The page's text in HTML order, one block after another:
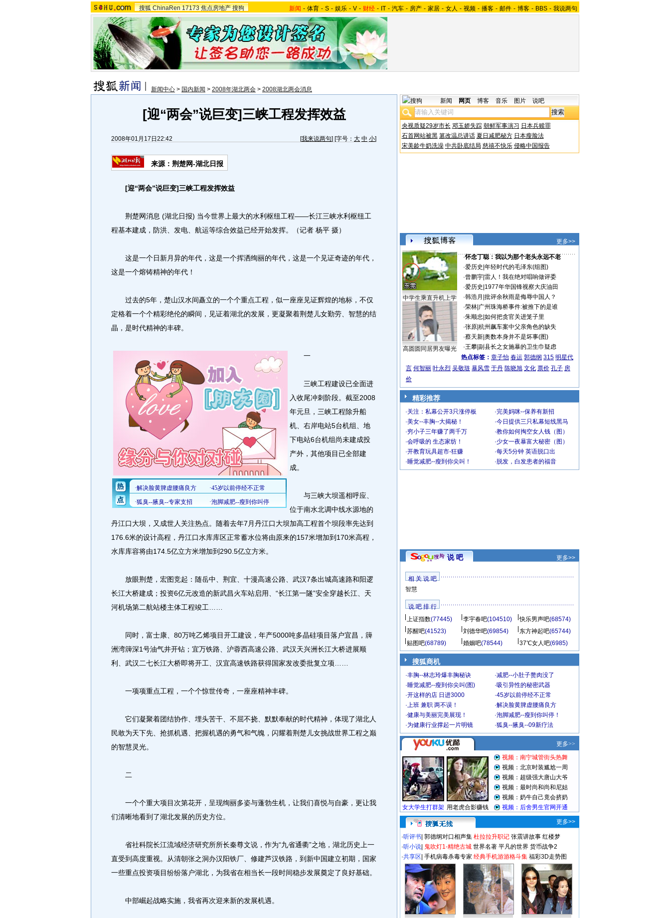
搜狐 ChinaRen 17173 焦点房地产 搜狗 新闻 - 体育 - S - 娱乐 - V - 财经 - IT - 汽车 - 房产 - 家居 - 女人 - 视频 - 播客 - 邮件 - 博客 - BBS - 我说两句
新闻中心 > 国内新闻 > 2008年湖北两会 > 2008湖北两会消息
[迎“两会”说巨变]三峡工程发挥效益
2008年01月17日22:42 [我来说两句] [字号： 大 中 小]
来源：荆楚网-湖北日报
[迎“两会”说巨变]三峡工程发挥效益
荆楚网消息 (湖北日报) 当今世界上最大的水利枢纽工程——长江三峡水利枢纽工
程基本建成，防洪、发电、航运等综合效益已经开始发挥。（记者 杨平 摄）
这是一个日新月异的年代，这是一个挥洒绚丽的年代，这是一个见证奇迹的年代，
这是一个熔铸精神的年代！
过去的5年，楚山汉水间矗立的一个个重点工程，似一座座见证辉煌的地标，不仅
定格着一个个精彩绝伦的瞬间，见证着湖北的发展，更凝聚着荆楚儿女勤劳、智慧的结
晶，是时代精神的丰碑。
一
三峡工程建设已全面进
入收尾冲刺阶段。截至2008
年元旦，三峡工程除升船
机、右岸电站5台机组、地
下电站6台机组尚未建成投
产外，其他项目已全部建
成。
与三峡大坝遥相呼应、
位于南水北调中线水源地的
丹江口大坝，又成世人关注热点。随着去年7月丹江口大坝加高工程首个坝段率先达到
176.6米的设计高程，丹江口水库库区正常蓄水位将由原来的157米增加到170米高程，
水库库容将由174.5亿立方米增加到290.5亿立方米。
放眼荆楚，宏图竞起：随岳中、荆宜、十漫高速公路、武汉7条出城高速路和阳逻
长江大桥建成；投资6亿元改造的新武昌火车站启用、“长江第一隧”安全穿越长江、天
河机场第二航站楼主体工程竣工……
同时，富士康、80万吨乙烯项目开工建设，年产5000吨多晶硅项目落户宜昌，簰
洲湾簰深1号油气井开钻；宜万铁路、沪蓉西高速公路、武汉天兴洲长江大桥进展顺
利、武汉二七长江大桥即将开工、汉宜高速铁路获得国家发改委批复立项……
一项项重点工程，一个个惊世传奇，一座座精神丰碑。
它们凝聚着团结协作、埋头苦干、不屈不挠、默默奉献的时代精神，体现了湖北人
民敢为天下先、抢抓机遇、把握机遇的勇气和气魄，闪耀着荆楚儿女挑战世界工程之巅
的智慧灵光。
二
一个个重大项目次第花开，呈现绚丽多姿与蓬勃生机，让我们喜悦与自豪，更让我
们清晰地看到了湖北发展的历史方位。
省社科院长江流域经济研究所所长秦尊文说，作为“九省通衢”之地，湖北历史上一
直受到高度重视。从清朝张之洞办汉阳铁厂、修建芦汉铁路，到新中国建立初期，国家
一些重点投资项目纷纷落户湖北，为我省在相当长一段时间稳步发展奠定了良好基础。
中部崛起战略实施，我省再次迎来新的发展机遇。
新闻 网页 博客 音乐 图片 说吧
央视质疑29岁市长 邓玉娇失踪 朝鲜军事演习 日本兵赎罪
石首网站被黑 篡改温总讲话 夏日减肥秘方 日本瘦脸法
宋美龄牛奶洗澡 中共卧底结局 慈禧不快乐 侵略中国报告
更多>>
中学生乘直升机上学
高圆圆同居男友曝光
·怀念丁聪：我以为那个老头永远不老
·爱历史 年轻时代的毛泽东(组图)
·曾鹏宇| 雷人！我在绝对唱响做评委
·爱历史 1977年华国锋视察大庆油田
·韩浩月 批评余秋雨是侮辱中国人？
·荣林| 广州珠海桥事件:被推下的是谁
·朱顺忠 如何把贪官关进笼子里
·张原| 杭州飙车案中父亲角色的缺失
·蔡天新| 奥数本身并不是坏事(图)
·王攀| 副县长之女施暴的卫生巾疑虑
热点标签： 章子怡 春运 郭德纲 315 明星代
言 何智丽 叶永烈 吴敬琏 暴风雪 于丹 陈晓旭 文化 票价 孔子 房
价
精彩推荐
·关注：私幕公开3只涨停板 ·完美妈咪--保养有新招
·美女--丰胸--大揭秘！ ·今日提供三只私幕短线黑马
·穷小子三年赚了两千万 ·教你如何掏空女人钱（图）
·会呼吸的 生态家纺！ ·少女一夜暴富大秘密（图）
·开教育玩具超市-狂赚 ·每天5分钟 英语脱口出
·睡觉减肥--瘦到你尖叫！ · 脱发，白发患者的福音
说 吧 更多>>
相 关 说 吧
智慧
说 吧 排 行
上证指数(77445) 李宇春吧(104510) 快乐男声吧(68574)
苏醒吧(41523) 刘德华吧(69854) 东方神起吧(65744)
贴图吧(68789) 婚姻吧(78544) 37℃女人吧(6985)
搜狐商机
·丰胸--林志玲爆丰胸秘诀 ·减肥--小肚子赘肉没了
·睡觉减肥--瘦到你尖叫(图) ·吸引异性的秘密武器
·开这样的店 日进3000 ·45岁以前停经不正常
·上班 兼职 两不误！ ·解决脸黄脾虚腰痛良方
·健康与美丽完美展现！ ·泡脚减肥--瘦到你叫停！
·为健康行业撑起一片明镜 ·狐臭--腋臭--09新疗法
更多>>
·听评书 郭德纲对口相声集 杜拉拉升职记 张震讲故事 红楼梦
·听小说 鬼吹灯1-精绝古城 世界名著 平凡的世界 货币战争2
·共享区 手机病毒杀毒专家 经典手机游游格斗集 福彩3D走势图